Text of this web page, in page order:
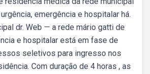
emergência e hospitalar há.
dr. Web — a rede mário gatti de
e hospitalar está em fase de
seletivos para ingresso nos
Com duração de 4 horas , as